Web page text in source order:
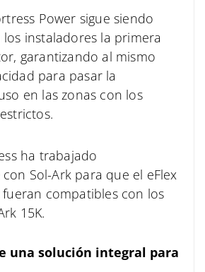
Power sigue siendo
instaladores la primera
garantizando al mismo
para pasar la
en las zonas con los
ha trabajado
Sol-Ark para que el eFlex
fueran compatibles con los
15K.
una solución integral para